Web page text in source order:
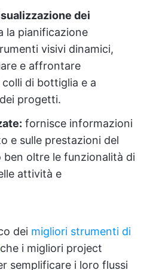
dei
la pianificazione
visivi dinamici,
e affrontare
di bottiglia e a
progetti.
fornisce informazioni
e sulle prestazioni del
oltre le funzionalità di
attività e
dei migliori strumenti di
che i migliori project
semplificare i loro flussi